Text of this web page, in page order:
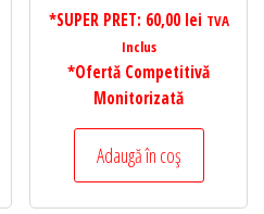
*SUPER PRET: 60,00 lei TVA
Inclus
*Ofertă Competitivă
Monitorizată
Adaugă în coș